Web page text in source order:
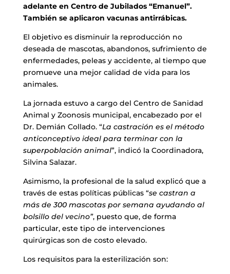
adelante en Centro de Jubilados “Emanuel”.
También se aplicaron vacunas antirrábicas.
El objetivo es disminuir la reproducción no
deseada de mascotas, abandonos, sufrimiento de
enfermedades, peleas y accidente, al tiempo que
promueve una mejor calidad de vida para los
animales.
La jornada estuvo a cargo del Centro de Sanidad
Animal y Zoonosis municipal, encabezado por el
Dr. Demián Collado. “La castración es el método
anticonceptivo ideal para terminar con la
superpoblación animal”, indicó la Coordinadora,
Silvina Salazar.
Asimismo, la profesional de la salud explicó que a
través de estas políticas públicas “se castran a
más de 300 mascotas por semana ayudando al
bolsillo del vecino”, puesto que, de forma
particular, este tipo de intervenciones
quirúrgicas son de costo elevado.
Los requisitos para la esterilización son: